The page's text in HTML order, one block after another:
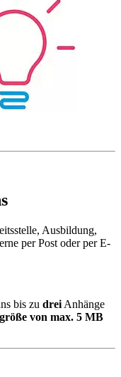
Ausbildung,
per Post oder per E-
bis zu drei Anhänge
von max. 5 MB